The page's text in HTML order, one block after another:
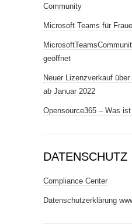
Community
Microsoft Teams für
geöffnet
Neuer Lizenzverkauf
ab Januar 2022
Opensource365 – Was
DATENSCHUTZ
Compliance Center
Datenschutzerklärung